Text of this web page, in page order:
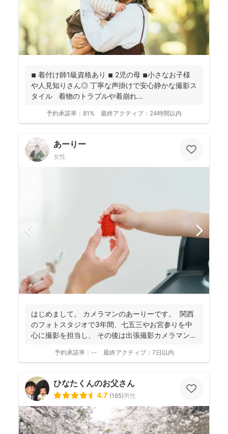
◾︎ 着付け師1級資格あり ◾︎ 2児の母 ◾︎小さなお子様
や人見知りさん◎ 丁寧な声掛けで安心静かな撮影ス
タイル 着物のトラブルや着崩れ...
予約承諾率： 81% 最終アクティブ： 24時間以内
あーりー
女性
はじめまして。 カメラマンのあーりーです。 関西
のフォトスタジオで3年間、七五三やお宮参りを中
心に撮影を担当し、 その後は出張撮影カメラマンと
予約承諾率： -- 最終アクティブ： 7日以内
ひなたくんのお父さん
4.7 (165)男性